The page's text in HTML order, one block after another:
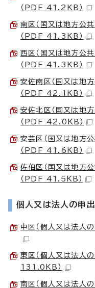
（PDF 41.2KB）
南区（国又は地方公
（PDF 41.3KB）
西区（国又は地方公
（PDF 41.3KB）
安佐南区（国又は地
（PDF 42.1KB）
安佐北区（国又は地
（PDF 42.0KB）
安芸区（国又は地方
（PDF 41.6KB）
佐伯区（国又は地方
（PDF 41.5KB）
個人又は法人の申
中区（個人又は法人
東区（個人又は法人
131.0KB）
南区（個人又は法人